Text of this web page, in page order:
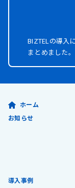
BIZTELの導入
まとめました。
ホーム
お知らせ
導入事例